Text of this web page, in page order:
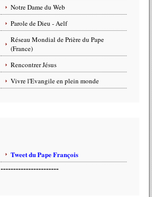
Notre Dame du Web
Parole de Dieu - Aelf
Réseau Mondial de Prière du Pape
(France)
Rencontrer Jésus
Vivre l'Evangile en plein monde
Tweet du Pape François
-----------------------